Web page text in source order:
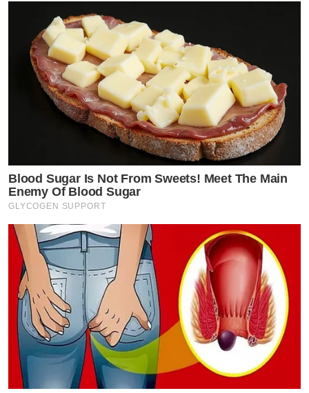
Blood Sugar Is Not From Sweets! Meet The Main
Enemy Of Blood Sugar
GLYCOGEN SUPPORT